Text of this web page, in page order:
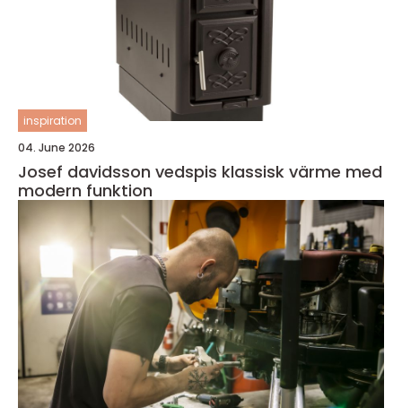
inspiration
04. June 2026
Josef davidsson vedspis klassisk värme med
modern funktion